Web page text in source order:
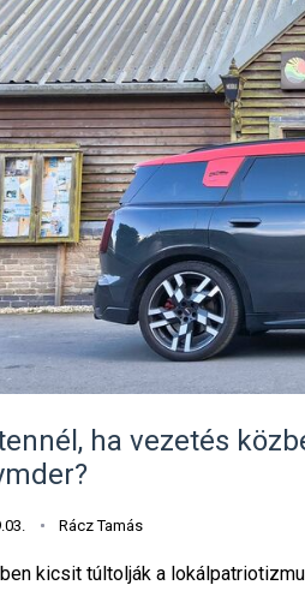
ha vezetés
Rácz Tamás
kicsit túltolják a